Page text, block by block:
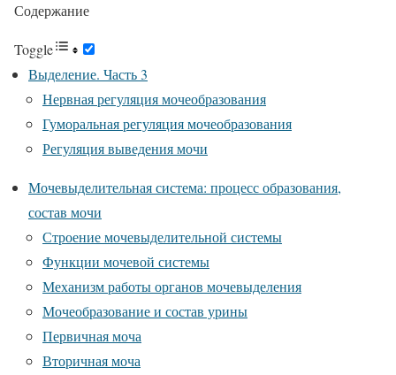
Содержание
Toggle
Выделение. Часть 3
Нервная регуляция мочеобразования
Гуморальная регуляция мочеобразования
Регуляция выведения мочи
Мочевыделительная система: процесс образования,
состав мочи
Строение мочевыделительной системы
Функции мочевой системы
Механизм работы органов мочевыделения
Мочеобразование и состав урины
Первичная моча
Вторичная моча